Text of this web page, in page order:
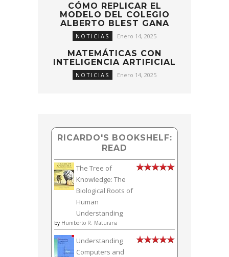
CÓMO REPLICAR EL
MODELO DEL COLEGIO
ALBERTO BLEST GANA
NOTICIAS Enero 14, 2025
MATEMÁTICAS CON
INTELIGENCIA ARTIFICIAL
NOTICIAS Enero 14, 2025
RICARDO'S BOOKSHELF:
READ
The Tree of
Knowledge: The
Biological Roots of
Human
Understanding
by Humberto R. Maturana
Understanding
Computers and